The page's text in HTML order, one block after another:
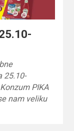
25.10-
PIKA
nam veliku